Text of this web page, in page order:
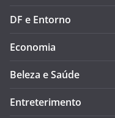
DF e Entorno
Economia
Beleza e Saúde
Entreterimento